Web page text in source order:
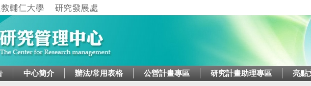
中心簡介 辦法/常用表格 公營計畫專區 研究計畫助理專區 亮點